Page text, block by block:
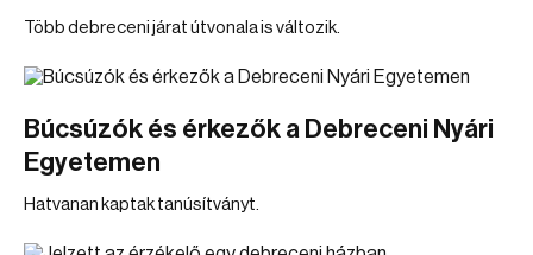
Több debreceni járat útvonala is változik.
Búcsúzók és érkezők a Debreceni Nyári
Egyetemen
Hatvanan kaptak tanúsítványt.